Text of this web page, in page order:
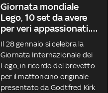
Giornata mondiale
Lego, 10 set da avere
per veri appassionati.
FOTO
Il 28 gennaio si celebra la
Giornata Internazionale dei
Lego, in ricordo del brevetto
per il mattoncino originale
presentato da Godtfred Kirk